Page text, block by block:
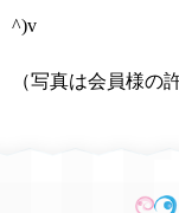
^)v
（写真は会員様の